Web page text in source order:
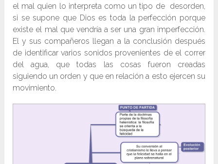
el mal quien lo interpreta como un tipo de desorden,
si se supone que Dios es toda la perfección porque
existe el mal que vendría a ser una gran imperfección.
El y sus compañeros llegan a la conclusión después
de identificar varios sonidos provenientes de el correr
del agua, que todas las cosas fueron creadas
siguiendo un orden y que en relación a esto ejercen su
movimiento.